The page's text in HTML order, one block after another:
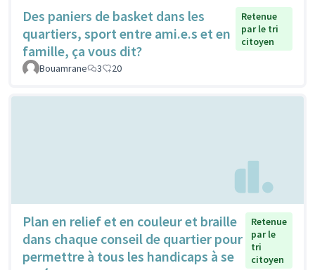
Des paniers de basket dans les
quartiers, sport entre ami.e.s et en
famille, ça vous dit?
Retenue
par le tri
citoyen
Bouamrane 3 20
Plan en relief et en couleur et braille
dans chaque conseil de quartier pour
permettre à tous les handicaps à se
Retenue
par le
tri
citoyen